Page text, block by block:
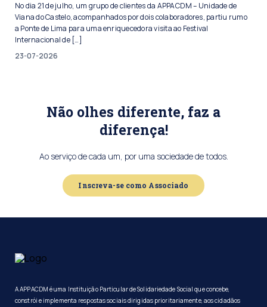
No dia 21 de julho, um grupo de clientes da APPACDM – Unidade de
Viana do Castelo, acompanhados por dois colaboradores, partiu rumo
a Ponte de Lima para uma enriquecedora visita ao Festival
Internacional de […]
23-07-2026
Não olhes diferente, faz a
diferença!
Ao serviço de cada um, por uma sociedade de todos.
Inscreva-se como Associado
A APPACDM é uma Instituição Particular de Solidariedade Social que concebe,
constrói e implementa respostas sociais dirigidas prioritariamente, aos cidadãos